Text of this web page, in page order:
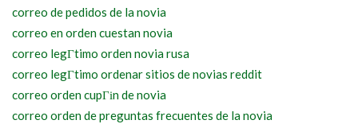
correo de pedidos de la novia
correo en orden cuestan novia
correo legГ­timo orden novia rusa
correo legГ­timo ordenar sitios de novias reddit
correo orden cupГіn de novia
correo orden de preguntas frecuentes de la novia